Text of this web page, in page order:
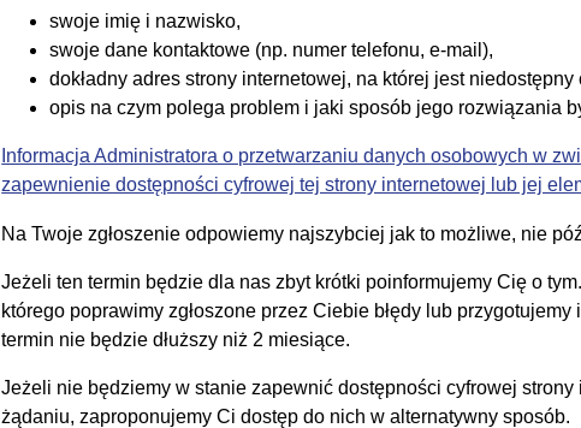
swoje imię i nazwisko,
swoje dane kontaktowe (np. numer telefonu, e-mail),
dokładny adres strony internetowej, na której jest
opis na czym polega problem i jaki sposób jego rozwiązania
Informacja Administratora o przetwarzaniu danych osobowych w
zapewnienie dostępności cyfrowej tej strony internetowej lub jej
Na Twoje zgłoszenie odpowiemy najszybciej jak to możliwe, nie
Jeżeli ten termin będzie dla nas zbyt krótki poinformujemy Cię o
którego poprawimy zgłoszone przez Ciebie błędy lub
termin nie będzie dłuższy niż 2 miesiące.
Jeżeli nie będziemy w stanie zapewnić dostępności cyfrowej
żądaniu, zaproponujemy Ci dostęp do nich w alternatywny sposób.